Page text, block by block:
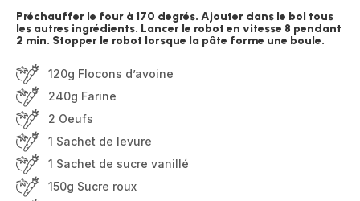
Préchauffer le four à 170 degrés. Ajouter dans le bol tous
les autres ingrédients. Lancer le robot en vitesse 8 pendant
2 min. Stopper le robot lorsque la pâte forme une boule.
120g Flocons d’avoine
240g Farine
2 Oeufs
1 Sachet de levure
1 Sachet de sucre vanillé
150g Sucre roux